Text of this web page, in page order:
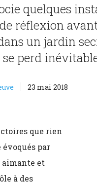
quelques
réflexion
un jardin
perd
23 mai 2018
que rien
évoqués par
aimante et
à des